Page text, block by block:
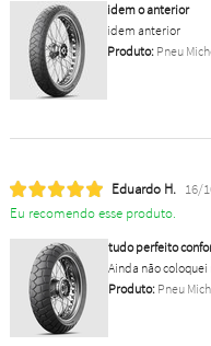
idem o anterior
idem anterior
Produto:Pneu
Eduardo H. 16/
Eu recomendo esse produto.
tudo perfeito
Ainda não
Produto:Pneu